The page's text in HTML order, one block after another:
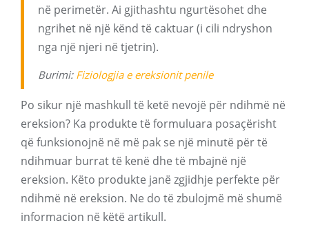
në perimetër. Ai gjithashtu ngurtësohet dhe
ngrihet në një kënd të caktuar (i cili ndryshon
nga një njeri në tjetrin).
Burimi: Fiziologjia e ereksionit penile
Po sikur një mashkull të ketë nevojë për ndihmë në
ereksion? Ka produkte të formuluara posaçërisht
që funksionojnë në më pak se një minutë për të
ndihmuar burrat të kenë dhe të mbajnë një
ereksion. Këto produkte janë zgjidhje perfekte për
ndihmë në ereksion. Ne do të zbulojmë më shumë
informacion në këtë artikull.